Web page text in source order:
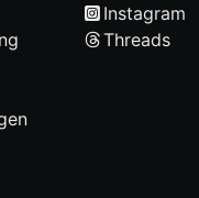
Instagram
Threads